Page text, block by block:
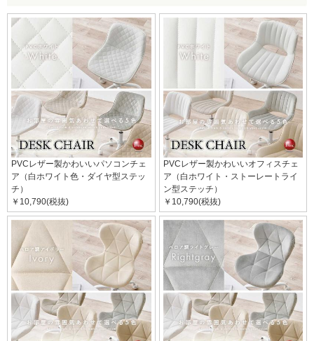
PVCレザー製かわいいパソコンチェ
ア（白ホワイト色・ダイヤ型ステッ
チ）
￥10,790(税抜)
PVCレザー製かわいいオフィスチェ
ア（白ホワイト・ストーレートライ
ン型ステッチ）
￥10,790(税抜)